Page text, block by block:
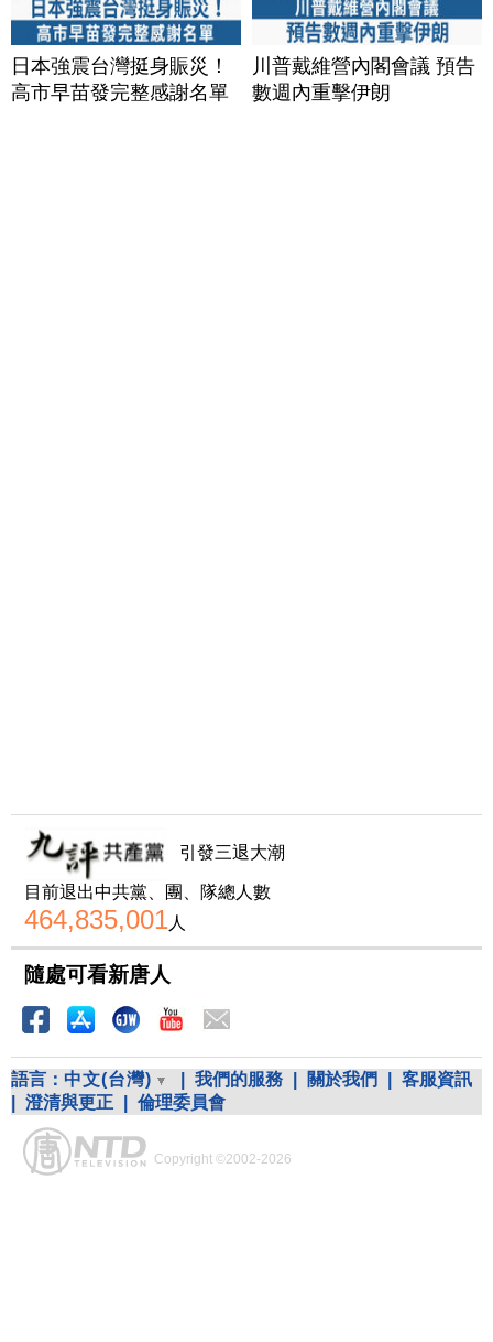
日本強震台灣挺身賑災！
高市早苗發完整感謝名單
川普戴維營內閣會議 預告
數週內重擊伊朗
引發三退大潮
目前退出中共黨、團、隊總人數
464,835,001人
隨處可看新唐人
語言： 中文(台灣) 我們的服務 關於我們
客服資訊
澄清與更正 倫理委員會
Copyright ©2002-2026